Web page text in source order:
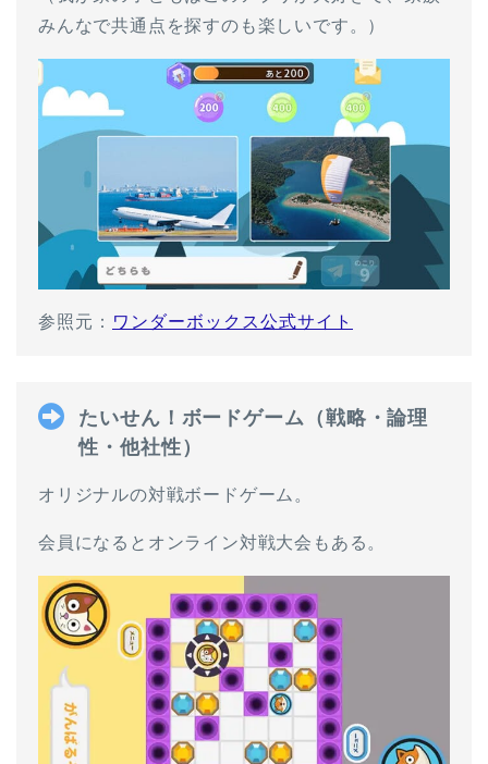
みんなで共通点を探すのも楽しいです。）
参照元： ワンダーボックス公式サイト
たいせん！ボードゲーム（戦略・論理
性・他社性）
オリジナルの対戦ボードゲーム。
会員になるとオンライン対戦大会もある。